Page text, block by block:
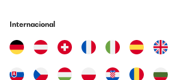
Bedienungsanleitung könnte
Amazon-Benutzer
Traduzir
Internacional